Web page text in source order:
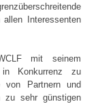
Interessenten
mit seinem
in Konkurrenz zu
von Partnern und
zu sehr günstigen